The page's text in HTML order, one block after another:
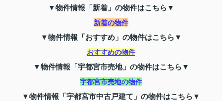
▼物件情報「新着」の物件はこちら▼
新着の物件
▼物件情報「おすすめ」の物件はこちら▼
おすすめの物件
▼物件情報「宇都宮市売地」の物件はこちら▼
宇都宮市売地の物件
▼物件情報「宇都宮市中古戸建て」の物件はこちら▼